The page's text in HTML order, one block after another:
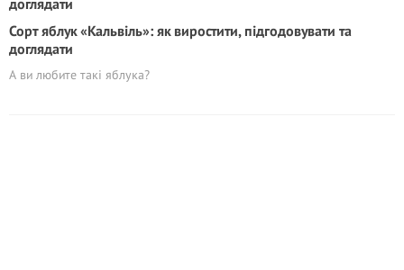
Сорт яблук «Кальвіль»: як виростити, підгодовувати та
доглядати
А ви любите такі яблука?